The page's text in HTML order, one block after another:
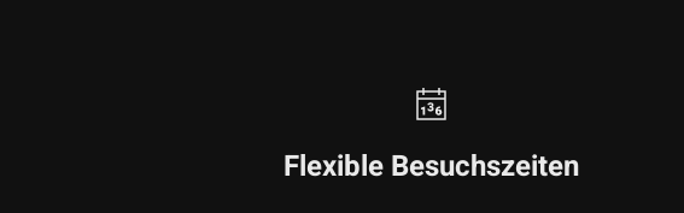
Flexible Besuchszeiten